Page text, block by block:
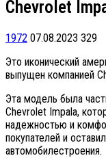
Chevrolet
1972 07.08.2023 329
Это иконический
выпущен компанией
Эта модель была
Chevrolet Impala,
надежностью и
покупателей и
автомобилестроения.